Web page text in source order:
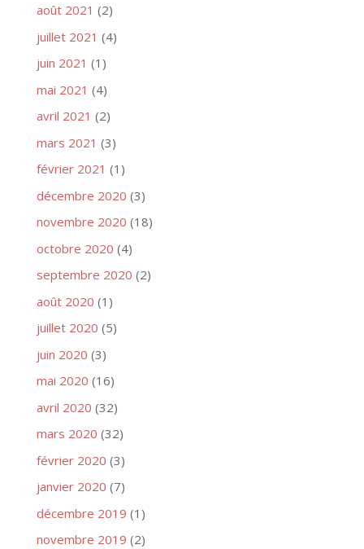
août 2021 (2)
juillet 2021 (4)
juin 2021 (1)
mai 2021 (4)
avril 2021 (2)
mars 2021 (3)
février 2021 (1)
décembre 2020 (3)
novembre 2020 (18)
octobre 2020 (4)
septembre 2020 (2)
août 2020 (1)
juillet 2020 (5)
juin 2020 (3)
mai 2020 (16)
avril 2020 (32)
mars 2020 (32)
février 2020 (3)
janvier 2020 (7)
décembre 2019 (1)
novembre 2019 (2)